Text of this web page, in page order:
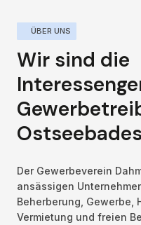
ÜBER UNS
Wir sind die
Der Gewerbeverein
ansässigen
Beherberung, Gewerbe,
Vermietung und freien